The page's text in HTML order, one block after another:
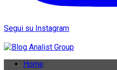
Segui su Instagram
Home